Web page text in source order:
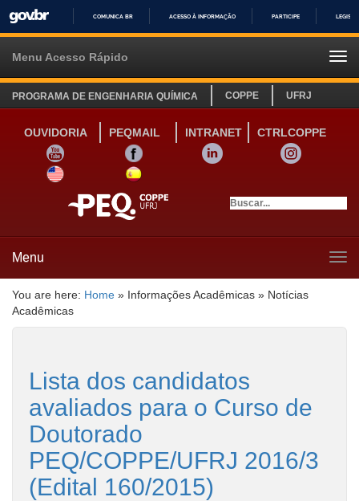
IR
COMUNICA BR ACESSO À INFORMAÇÃO PARTICIPE
Menu Acesso Rápido
PROGRAMA DE ENGENHARIA QUÍMICA COPPE UFRJ
OUVIDORIA PEQMAIL INTRANET
CTRLCOPPE
YOUTUBE
FACEBOOK LINKEDIN
INSTAGRAM
SITE INGLÊS
LINK SITE ESPANHOL
Menu
You are here: Home » Informações Acadêmicas » Notícias
Acadêmicas
Lista dos candidatos
avaliados para o Curso de
Doutorado
PEQ/COPPE/UFRJ 2016/3
(Edital 160/2015)